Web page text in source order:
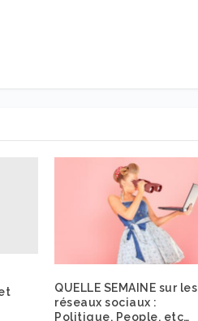
QUELLE SEMAINE sur les
réseaux sociaux :
Politique, People, etc…